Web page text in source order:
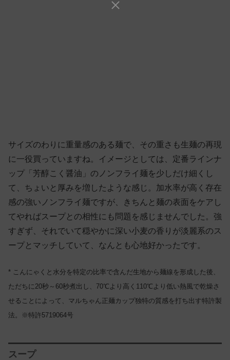
サイズのわりに重量感のある麺で、その重さも生麺の再現
に一役買っていますね。イメージとしては、定番ラインナ
ップ「芳醇こく醤油」のノンフライ麺を少しだけ細くし
て、ちょいと厚みを増したような感じ。加水率が高く存在
感の強いノンフライ麺ですが、きちんと麺の表面をケアし
てやればスープとの相性にも問題を感じませんでした。強
すぎず、それでいて穏やかに深い小麦の香りが淡麗系のス
ープとマッチしていて、なんとも心地好かったです。
* こんにゃくと水分を特定の比率で含んだ生地から麺線を形成した後、
ただちに20秒～60秒煮出し、70℃より高く110℃より低い熱風で乾燥さ
せることによって、マルちゃん正麺カップ独特の質感を打ち出す特許製
法。※特許5719064号
スープ